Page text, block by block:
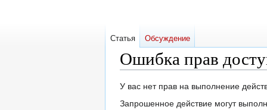
Ошибка прав
Перейти
к
Перейти
к
У вас нет прав на выполнение
Запрошенное действие могут
Статья Обсуждение